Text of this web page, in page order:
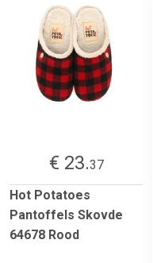
€ 23.37
Hot Potatoes
Pantoffels Skovde
64678 Rood